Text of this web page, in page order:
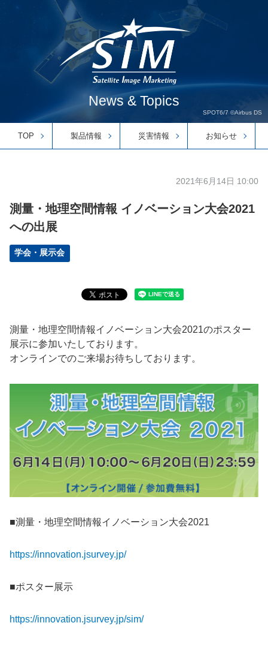
News & Topics
SPOT6/7 ©Airbus DS
TOP 製品情報 災害情報 お知らせ
2021年6月14日 10:00
測量・地理空間情報 イノベーション大会2021
への出展
学会・展示会
測量・地理空間情報イノベーション大会2021のポスター
展示に参加いたしております。
オンラインでのご来場お待ちしております。
■測量・地理空間情報イノベーション大会2021
https://innovation.jsurvey.jp/
■ポスター展示
https://innovation.jsurvey.jp/sim/